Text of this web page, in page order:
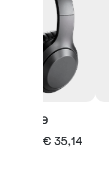
Tune
da € 35,14